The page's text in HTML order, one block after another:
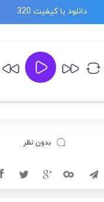
دانلود با کیفیت 320
بدون نظر